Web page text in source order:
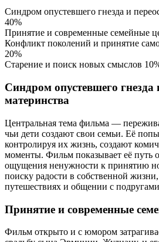
Синдром опустевшего гнезда и
40%
Принятие и современные семейные
Конфликт поколений и принятие
20%
Старение и поиск новых смыслов
Синдром опустевшего гнезда
материнства
Центральная тема фильма —
чьи дети создают свои семьи. Её
контролируя их жизнь, создают
моменты. Фильм показывает её путь
ощущения ненужности к принятию
поиску радости в собственной
путешествиях и общении с
Принятие и современные
Фильм открыто и с юмором